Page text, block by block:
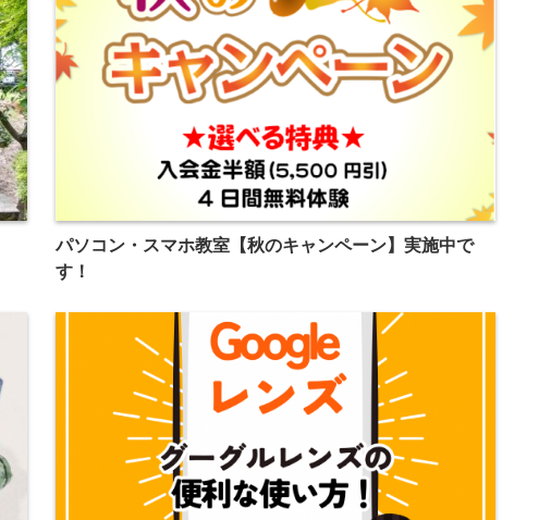
パソコン・スマホ教室【秋のキャンペーン】実施中で
す！